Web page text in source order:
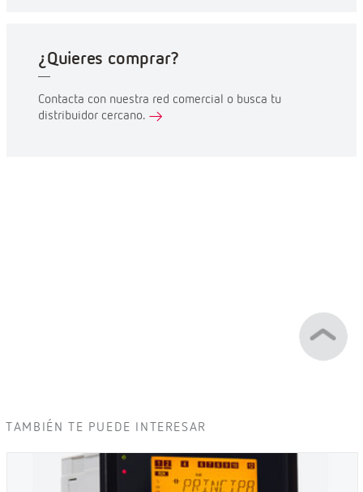
¿Quieres comprar?
Contacta con nuestra red comercial o busca tu
distribuidor cercano.
TAMBIÉN TE PUEDE INTERESAR